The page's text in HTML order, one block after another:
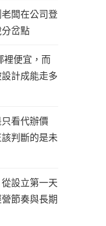
闆在公司登
岔點
裡便宜，而
計成能走多
看代辦價
判斷的是未
設立第一天
節奏與長期